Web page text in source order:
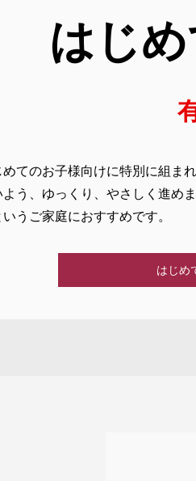
はじ
めてのお子様向けに特別に組ま
よう、ゆっくり、やさしく進め
いうご家庭におすすめです。
はじめ